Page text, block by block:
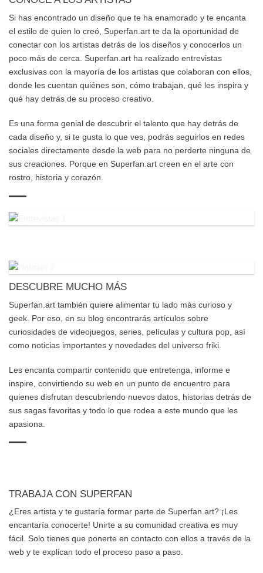
Si has encontrado un diseño que te ha enamorado y te encanta
el estilo de quien lo creó, Superfan.art te da la oportunidad de
conectar con los artistas detrás de los diseños y conocerlos un
poco más de cerca. Superfan.art ha realizado entrevistas
exclusivas con la mayoría de los artistas que colaboran con ellos,
donde les cuentan quiénes son, cómo trabajan, qué les inspira y
qué hay detrás de su proceso creativo.
Es una forma genial de descubrir el talento que hay detrás de
cada diseño y, si te gusta lo que ves, podrás seguirlos en redes
sociales directamente desde la web para no perderte ninguna de
sus creaciones. Porque en Superfan.art creen en el arte con
rostro, historia y corazón.
DESCUBRE MUCHO MÁS
Superfan.art también quiere alimentar tu lado más curioso y
geek. Por eso, en su blog encontrarás artículos sobre
curiosidades de videojuegos, series, películas y cultura pop, así
como noticias importantes y novedades del universo friki.
Les encanta compartir contenido que entretenga, informe e
inspire, convirtiendo su web en un punto de encuentro para
quienes disfrutan descubriendo nuevos datos, historias detrás de
sus sagas favoritas y todo lo que rodea a este mundo que les
apasiona.
TRABAJA CON SUPERFAN
¿Eres artista y te gustaría formar parte de Superfan.art? ¡Les
encantaría conocerte! Unirte a su comunidad creativa es muy
fácil. Solo tienes que ponerte en contacto con ellos a través de la
web y te explican todo el proceso paso a paso.